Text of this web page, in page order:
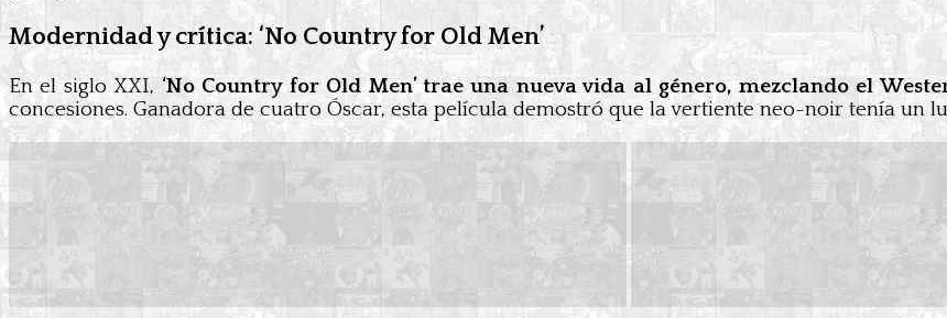
Modernidad y crítica: ‘No Country for Old Men’
En el siglo XXI, ‘No Country for Old Men’ trae una nueva vida al género, mezclando el
concesiones. Ganadora de cuatro Óscar, esta película demostró que la vertiente neo-noir tenía un